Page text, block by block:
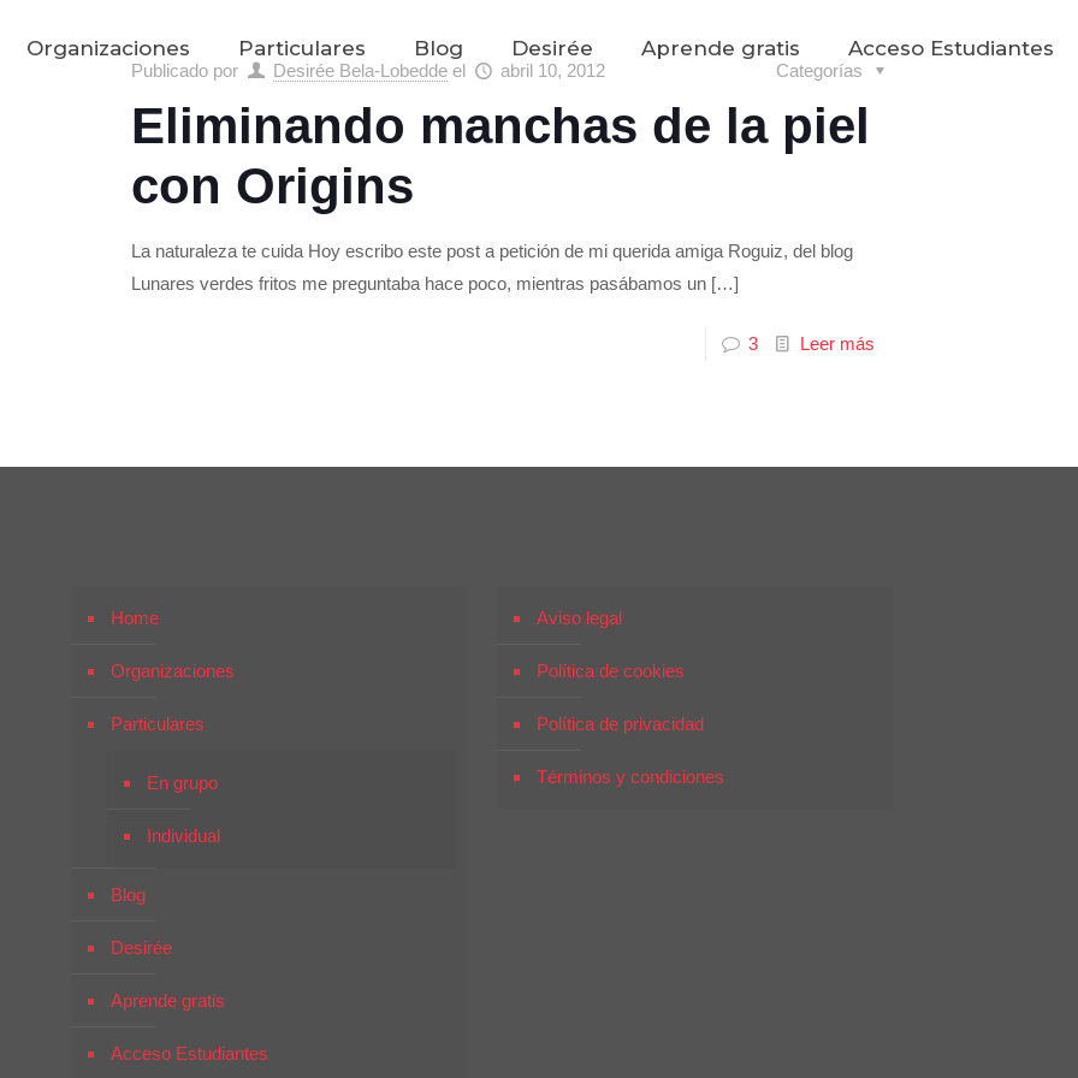
Organizaciones Particulares Blog Desirée Aprende gratis Acceso Estudiantes
Publicado por Desirée Bela-Lobedde el abril 10, 2012 Categorías
Eliminando manchas de la piel
con Origins
La naturaleza te cuida Hoy escribo este post a petición de mi querida amiga Roguiz, del blog
Lunares verdes fritos me preguntaba hace poco, mientras pasábamos un […]
3 Leer más
Home
Organizaciones
Particulares
En grupo
Individual
Blog
Desirée
Aprende gratis
Acceso Estudiantes
Aviso legal
Política de cookies
Política de privacidad
Términos y condiciones